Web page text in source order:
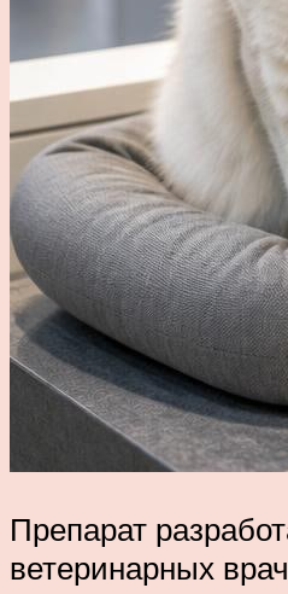
Препарат
ветеринарных